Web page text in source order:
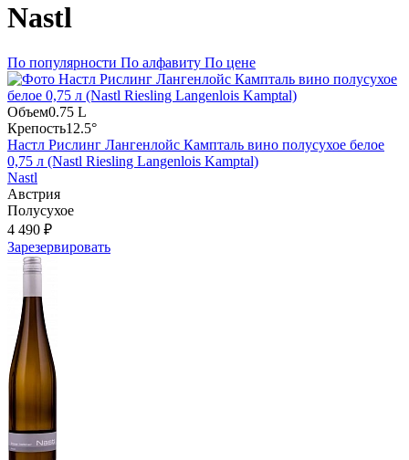
Nastl
По популярности По алфавиту По цене
Объем0.75 L
Крепость12.5°
Настл Рислинг Лангенлойс Кампталь вино полусухое белое
0,75 л (Nastl Riesling Langenlois Kamptal)
Nastl
Австрия
Полусухое
4 490 ₽
Зарезервировать